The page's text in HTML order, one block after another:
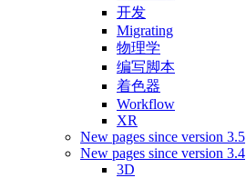
开发
Migrating
物理学
编写脚本
着色器
Workflow
XR
New pages since version 3.5
New pages since version 3.4
3D